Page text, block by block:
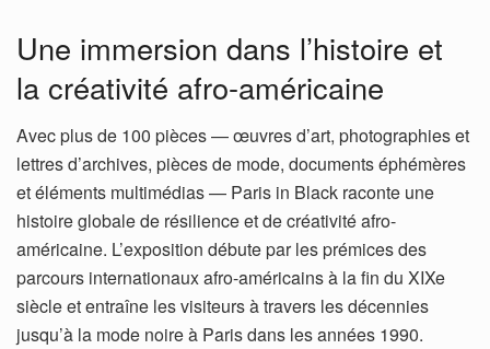
Une immersion dans l’histoire et
la créativité afro-américaine
­Avec plus de 100 pièces — œuvres d’art, photographies et
lettres d’archives, pièces de mode, documents éphémères
et éléments multimédias — Paris in Black raconte une
histoire globale de résilience et de créativité afro-
américaine. L’exposition débute par les prémices des
parcours internationaux afro-américains à la fin du XIXe
siècle et entraîne les visiteurs à travers les décennies
jusqu’à la mode noire à Paris dans les années 1990.